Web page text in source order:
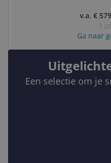
v.a. €
3
Ga naar
Een selectie om je